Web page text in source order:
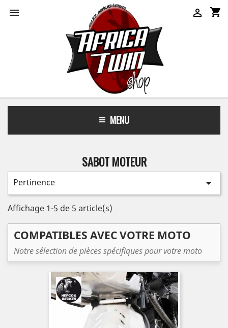
 shopping_cart

MENU
SABOT MOTEUR
Pertinence 
Affichage 1-5 de 5 article(s)
COMPATIBLES AVEC VOTRE MOTO
Notre sélection de pièces spécifiques pour votre moto